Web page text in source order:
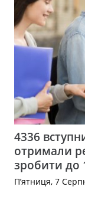
4336
отримали
зробити до
П’ятниця, 7